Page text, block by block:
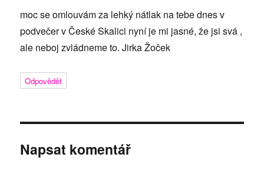
moc se omlouvám za lehký nátlak na tebe dnes v
podvečer v České Skalici nyní je mi jasné, že jsi svá ,
ale neboj zvládneme to. Jirka Žoček
Odpovědět
Napsat komentář